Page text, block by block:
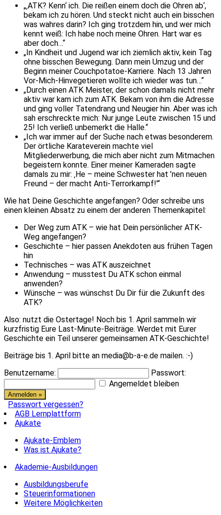
„‚ATK? Kenn‘ ich. Die reißen einem doch die Ohren ab‘,
bekam ich zu hören. Und steckt nicht auch ein bisschen
was wahres darin? Ich ging trotzdem hin, und wer mich
kennt weiß: Ich habe noch meine Ohren. Hart war es
aber doch…“
„In Kindheit und Jugend war ich ziemlich aktiv, kein Tag
ohne bisschen Bewegung. Dann mein Umzug und der
Beginn meiner Couchpotatoe-Karriere. Nach 13 Jahren
Vor-Mich-Hinvegetieren wollte ich wieder was tun…“
„Durch einen ATK Meister, der schon damals nicht mehr
aktiv war kam ich zum ATK. Bekam von ihm die Adresse
und ging voller Tatendrang und Neugier hin. Aber was ich
sah erschreckte mich: Nur junge Leute zwischen 15 und
25! Ich verließ unbemerkt die Halle.“
„Ich war immer auf der Suche nach etwas besonderem.
Der örtliche Karateverein machte viel
Mitgliederwerbung, die mich aber nicht zum Mitmachen
begeistern konnte. Einer meiner Kameraden sagte
damals zu mir: ‚He – meine Schwester hat ’nen neuen
Freund – der macht Anti-Terrorkampf!'“
Wie hat Deine Geschichte angefangen? Oder schreibe uns
einen kleinen Absatz zu einem der anderen Themenkapitel:
Der Weg zum ATK – wie hat Dein persönlicher ATK-
Weg angefangen?
Geschichte – hier passen Anekdoten aus frühen Tagen
hin
Technisches – was ATK auszeichnet
Anwendung – musstest Du ATK schon einmal
anwenden?
Wünsche – was wünschst Du Dir für die Zukunft des
ATK?
Also: nutzt die Ostertage! Noch bis 1. April sammeln wir
kurzfristig Eure Last-Minute-Beiträge. Werdet mit Eurer
Geschichte ein Teil unserer gemeinsamen ATK-Geschichte!
Beiträge bis 1. April bitte an media@b-a-e.de mailen. :-)
Benutzername:
Passwort:
Angemeldet bleiben
Passwort vergessen?
AGB Lernplattform
Ajukate
Ajukate-Emblem
Was ist Ajukate?
Akademie-Ausbildungen
Ausbildungsberufe
Steuerinformationen
Weitere Möglichkeiten